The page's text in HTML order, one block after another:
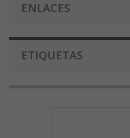
ENLACES
ETIQUETAS